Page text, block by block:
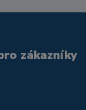
zákazníky